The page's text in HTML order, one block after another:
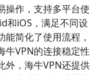
操作，支持多平台使
和iOS，满足不同设
简化了使用流程，
牛VPN的连接稳定性
外，海牛VPN还提供